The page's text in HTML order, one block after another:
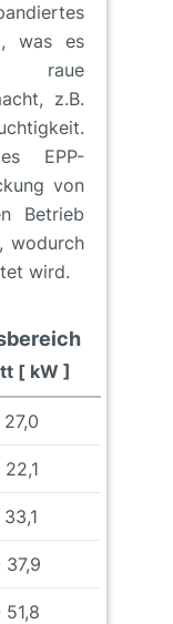
was es
raue
z.B.
EPP-
von
Betrieb
wodurch
wird.
[ kW ]